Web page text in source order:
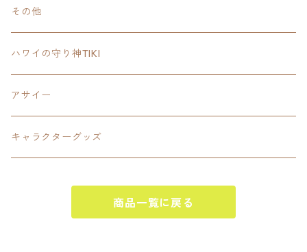
18inch×18inchスクエア正方形
California State Routeカリフォルニア州
Interstate 州間道路型
U.S. Route国道（アメリカ）
ピクトグラム
ブランド
ミリタリー
ゲーム
ジャパンスタイル
KIDS
その他
ハワイの守り神TIKI
アサイー
キャラクターグッズ
商品一覧に戻る